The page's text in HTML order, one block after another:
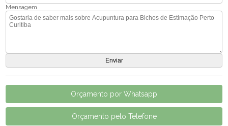
Mensagem
Orçamento por Whatsapp
Orçamento pelo Telefone